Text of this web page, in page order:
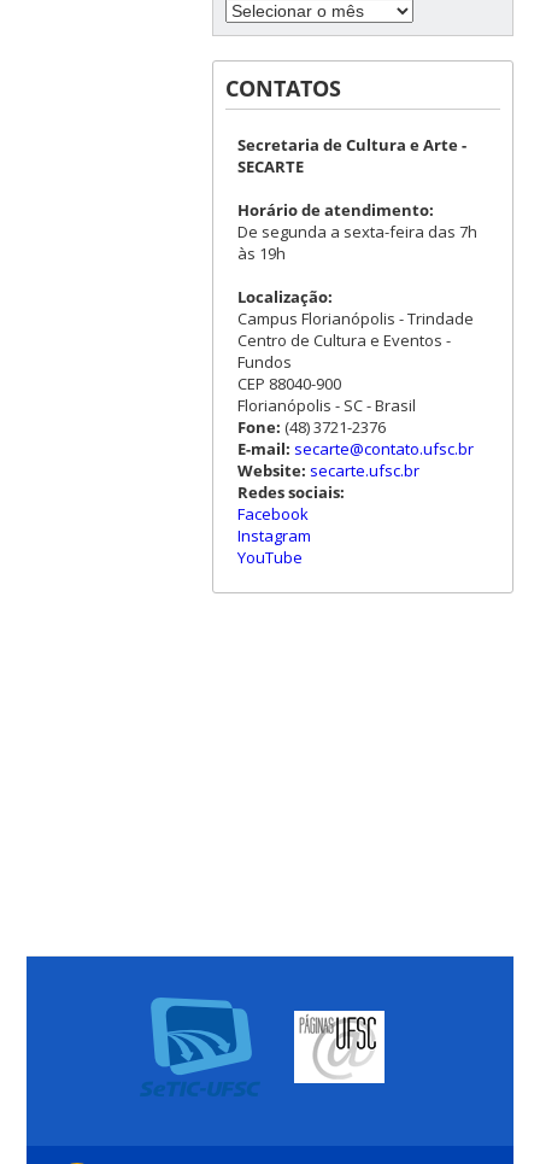
CONTATOS
Secretaria de Cultura e Arte -
SECARTE
Horário de atendimento:
De segunda a sexta-feira das 7h
às 19h
Localização:
Campus Florianópolis - Trindade
Centro de Cultura e Eventos -
Fundos
CEP 88040-900
Florianópolis - SC - Brasil
Fone: (48) 3721-2376
E-mail: secarte@contato.ufsc.br
Website: secarte.ufsc.br
Redes sociais:
Facebook
Instagram
YouTube